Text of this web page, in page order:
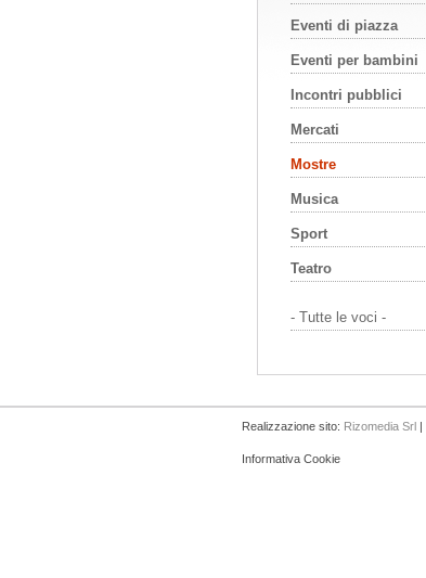
Eventi di piazza
Eventi per bambini
Incontri pubblici
Mercati
Mostre
Musica
Sport
Teatro
- Tutte le voci -
Realizzazione sito: Rizomedia Srl |
Informativa Cookie